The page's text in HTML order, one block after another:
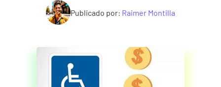
Publicado por: Raimer Montilla